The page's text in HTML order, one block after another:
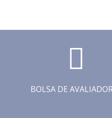
BOLSA DE